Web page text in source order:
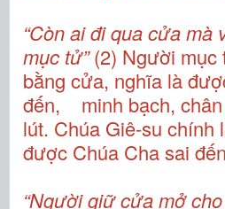
“Còn ai đi qua cửa mà
mục tử”(2) Người mục
bằng cửa, nghĩa là
đến, minh bạch, chân
lút. Chúa Giê-su chính
được Chúa Cha sai
“Người giữ cửa mở